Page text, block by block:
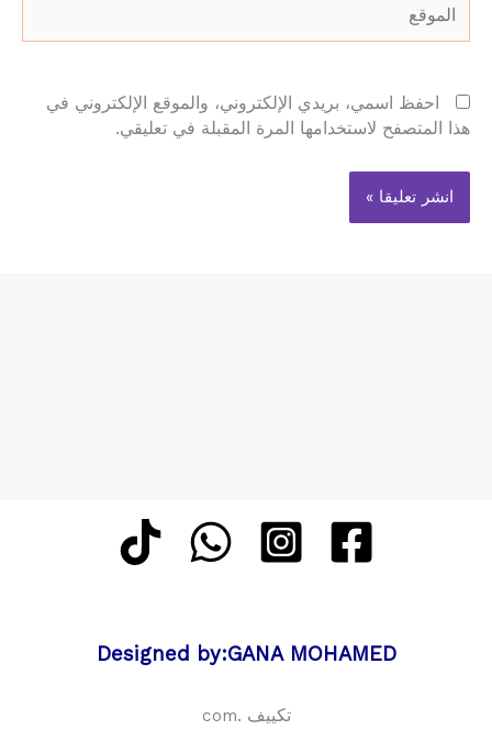
احفظ اسمي، بريدي الإلكتروني، والموقع الإلكتروني في
هذا المتصفح لاستخدامها المرة المقبلة في تعليقي.
Designed by:GANA MOHAMED
تكييف .com